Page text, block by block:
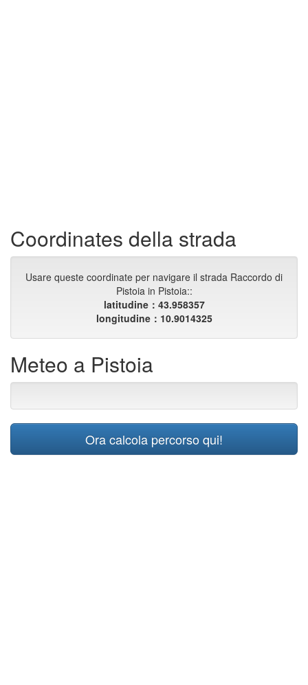
Coordinates della strada
Usare queste coordinate per navigare il strada Raccordo di
Pistoia in Pistoia::
latitudine：43.958357
longitudine：10.9014325
Meteo a Pistoia
Ora calcola percorso qui!